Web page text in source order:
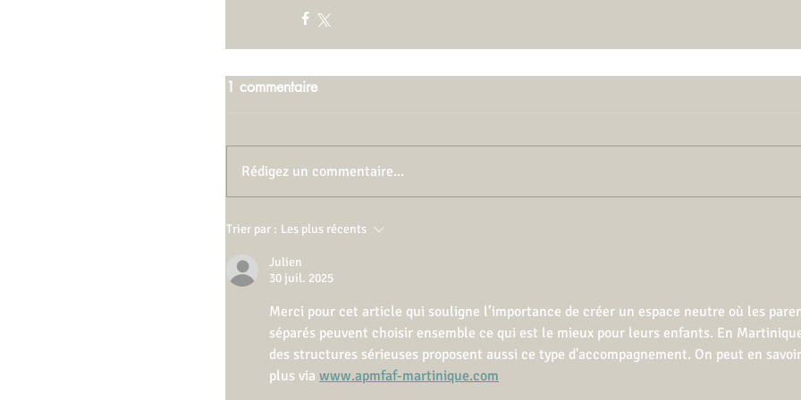
1 commentaire
Rédigez un commentaire...
Trier par : Les plus récents
Julien
30 juil. 2025
Merci pour cet article qui souligne l’importance de créer un espace neutre où les
séparés peuvent choisir ensemble ce qui est le mieux pour leurs enfants. En
des structures sérieuses proposent aussi ce type d'accompagnement. On peut en savoir
plus via www.apmfaf-martinique.com